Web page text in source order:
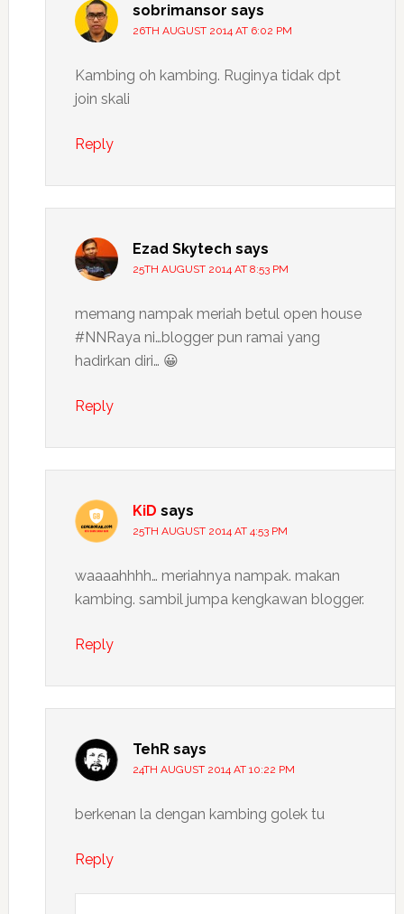
sobrimansor says
26TH AUGUST 2014 AT 6:02 PM
Kambing oh kambing. Ruginya tidak dpt
join skali
Reply
Ezad Skytech says
25TH AUGUST 2014 AT 8:53 PM
memang nampak meriah betul open house
#NNRaya ni…blogger pun ramai yang
hadirkan diri… 😀
Reply
KiD says
25TH AUGUST 2014 AT 4:53 PM
waaaahhhh… meriahnya nampak. makan
kambing. sambil jumpa kengkawan blogger.
Reply
TehR says
24TH AUGUST 2014 AT 10:22 PM
berkenan la dengan kambing golek tu
Reply